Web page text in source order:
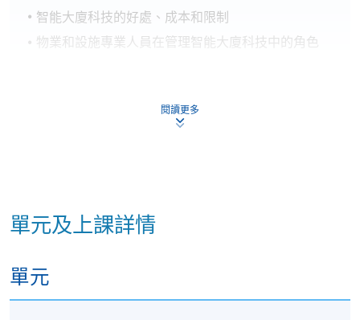
智能大廈科技的好處、成本和限制
物業和設施專業人員在管理智能大廈科技中的角色
學科單元大綱
智能大廈科技涉及物業和設施管理方面發展的概述
人工智能 (AI)
閱讀更多
單元及上課詳情
單元